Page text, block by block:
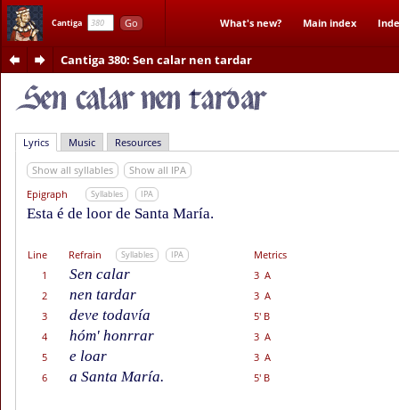
Cantiga Go What's new? Main index
Cantiga 380: Sen calar nen tardar
Lyrics Music Resources
Show all syllables
Show all IPA
Epigraph
Syllables IPA
Esta é de loor de Santa María.
Line Refrain Syllables IPA
Metrics
1
Sen calar
3 A
2
nen tardar
3 A
3
deve todavía
5' B
4
hóm' honrrar
3 A
5
e loar
3 A
6
a Santa María. 5' B